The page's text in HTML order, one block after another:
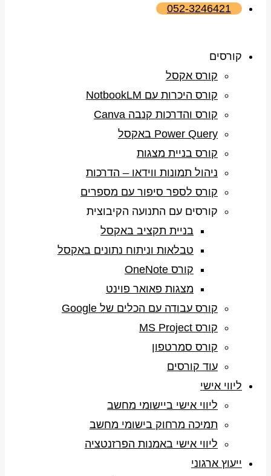
052-3246421
קורסים
קורס אקסל
קורס היכרות עם NotbookLM
קורס והדרכות קנבה Canva
Power Query באקסל
קורס בניית מצגות
ניהול תמונות ווידאו – הדרכות
קורס לספר סיפור עם מספרים
קורסים עם התנועה הקיבוצית
בניית תקציב באקסל
טבלאות וניתוח נתונים באקסל
קורס OneNote
מצגות פאואר פוינט
קורס עבודה עם הכלים של Google
קורס MS Project
קורס סמרטפון
עוד קורסים
ליווי אישי
ליווי אישי ביישומי מחשב
תמיכה מרחוק בישומי מחשב
ליווי אישי באמנות הפרזנטציה
ייעוץ ארגוני